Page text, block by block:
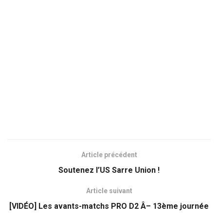
Article précédent
Soutenez l’US Sarre Union !
Article suivant
[VIDÉO] Les avants-matchs PRO D2 Â– 13ème journée